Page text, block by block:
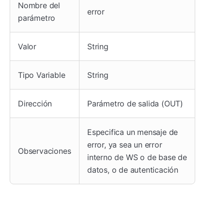
Nombre del
parámetro
error
Valor String
Tipo Variable String
Dirección Parámetro de salida (OUT)
Observaciones
Especifica un mensaje de
error, ya sea un error
interno de WS o de base de
datos, o de autenticación